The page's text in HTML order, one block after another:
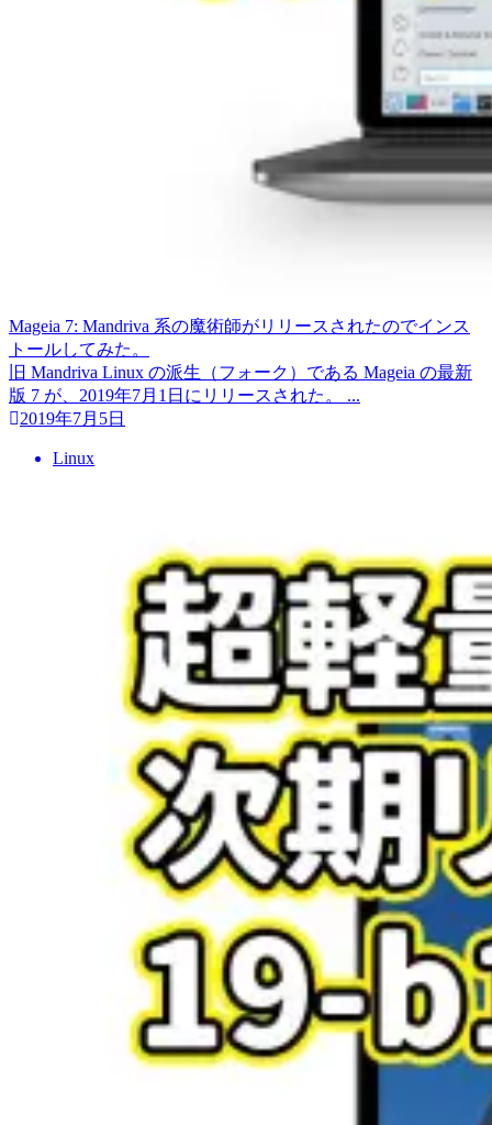
Mageia 7: Mandriva 系の魔術師がリリースされたのでインス
トールしてみた。
旧 Mandriva Linux の派生（フォーク）である Mageia の最新
版 7 が、2019年7月1日にリリースされた。 ...
2019年7月5日
Linux